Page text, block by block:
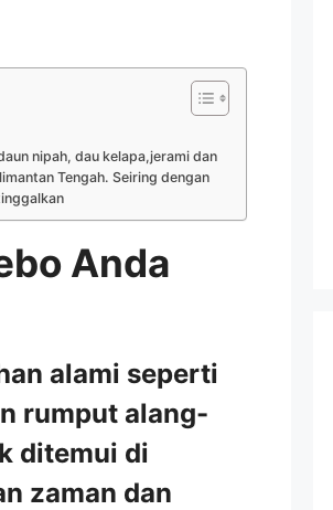
nipah, dau kelapa,jerami dan
Tengah. Seiring dengan
Anda
alami seperti
rumput alang-
ditemui di
zaman dan